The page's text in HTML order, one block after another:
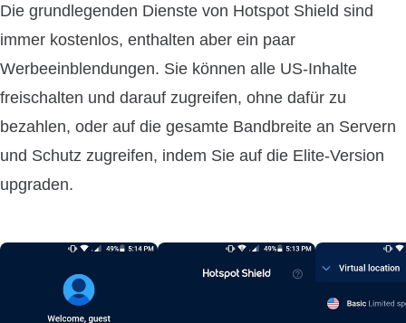
Die grundlegenden Dienste von Hotspot Shield sind
immer kostenlos, enthalten aber ein paar
Werbeeinblendungen. Sie können alle US-Inhalte
freischalten und darauf zugreifen, ohne dafür zu
bezahlen, oder auf die gesamte Bandbreite an Servern
und Schutz zugreifen, indem Sie auf die Elite-Version
upgraden.